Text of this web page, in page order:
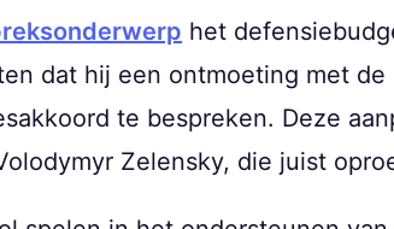
het
dat hij een ontmoeting met
te bespreken. Deze
Zelensky, die juist